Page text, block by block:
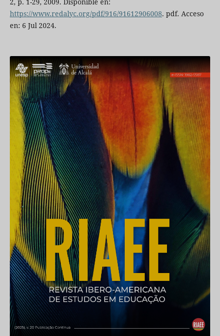
https://www.redalyc.org/pdf/916/91612906008. pdf. Acceso
en: 6 Jul 2024.